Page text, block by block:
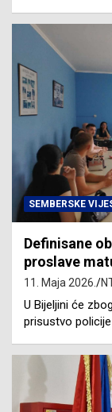
SEMBERSKE
Definisane
proslave
11. Maja 2026.
U Bijeljini će
prisustvo